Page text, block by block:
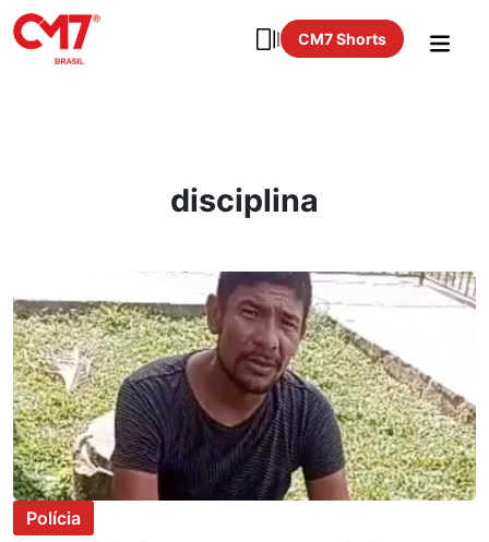
CM7 Shorts
disciplina
Polícia